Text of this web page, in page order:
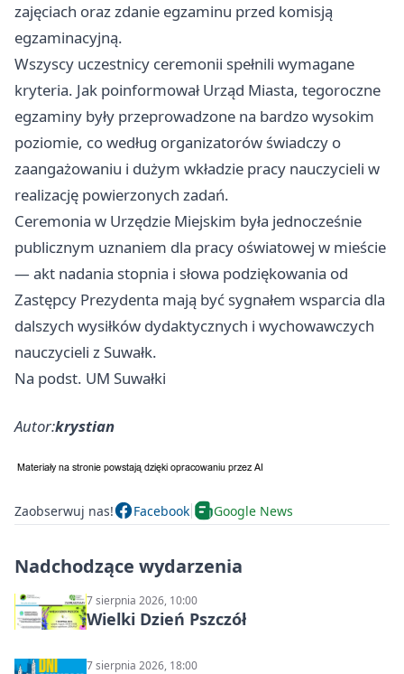
zajęciach oraz zdanie egzaminu przed komisją
egzaminacyjną.
Wszyscy uczestnicy ceremonii spełnili wymagane
kryteria. Jak poinformował Urząd Miasta, tegoroczne
egzaminy były przeprowadzone na bardzo wysokim
poziomie, co według organizatorów świadczy o
zaangażowaniu i dużym wkładzie pracy nauczycieli w
realizację powierzonych zadań.
Ceremonia w Urzędzie Miejskim była jednocześnie
publicznym uznaniem dla pracy oświatowej w mieście
— akt nadania stopnia i słowa podziękowania od
Zastępcy Prezydenta mają być sygnałem wsparcia dla
dalszych wysiłków dydaktycznych i wychowawczych
nauczycieli z Suwałk.
Na podst. UM Suwałki
Autor:krystian
Zaobserwuj nas! Facebook Google News
Nadchodzące wydarzenia
7 sierpnia 2026, 10:00
Wielki Dzień Pszczół
7 sierpnia 2026, 18:00